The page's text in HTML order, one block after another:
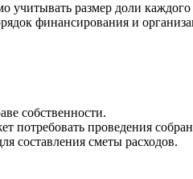
учитывать размер доли
финансирования и
собственности.
потребовать проведения
составления сметы расходов.